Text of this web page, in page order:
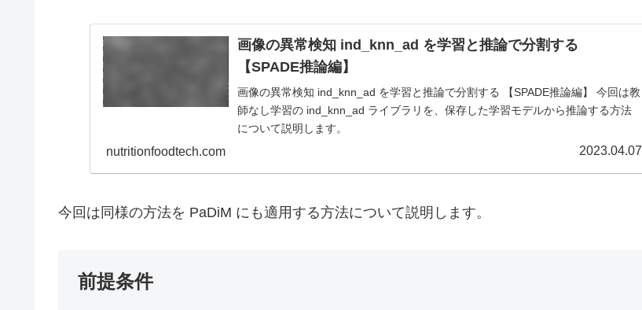
画像の異常検知 ind_knn_ad を学習と推論で分割する
【SPADE推論編】
画像の異常検知 ind_knn_ad を学習と推論で分割する 【SPADE推論編】 今回は教
師なし学習の ind_knn_ad ライブラリを、保存した学習モデルから推論する方法
について説明します。
nutritionfoodtech.com 2023.04.07
今回は同様の方法を PaDiM にも適用する方法について説明します。
前提条件